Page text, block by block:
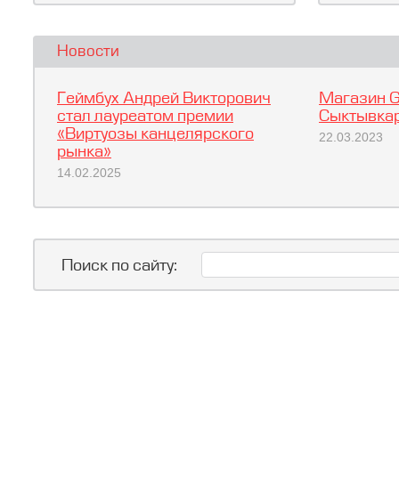
Новости
Геймбух Андрей Викторович
стал лауреатом премии
«Виртуозы канцелярского
рынка»
14.02.2025
Магазин
22.03.2023
Поиск по сайту: